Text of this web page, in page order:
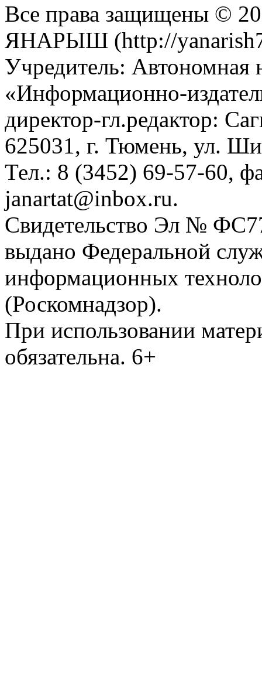
Все права защищены ©
ЯНАРЫШ (http://
Учредитель: Автономная
«Информационно-
директор-гл.редактор:
625031, г. Тюмень, ул.
Тел.: 8 (3452) 69-57-60,
janartat@inbox.ru.
Свидетельство Эл №
выдано Федеральной
информационных
(Роскомнадзор).
При использовании
обязательна. 6+